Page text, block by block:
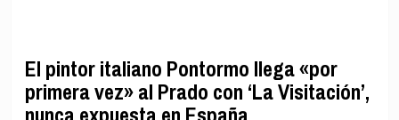
El pintor italiano Pontormo llega «por
primera vez» al Prado con ‘La Visitación’,